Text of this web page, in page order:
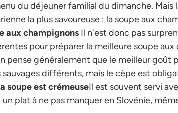
du déjeuner familial du dimanche. Mais
la plus savoureuse : la soupe aux
aux champignonsIl n'est donc pas
pour préparer la meilleure soupe aux
pense généralement que le meilleur goût
différents, mais le cèpe est
soupe est crémeuseIl est souvent servi
plat à ne pas manquer en Slovénie,